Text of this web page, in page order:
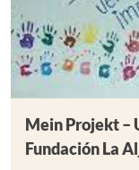
Mein Projekt –
Fundación La